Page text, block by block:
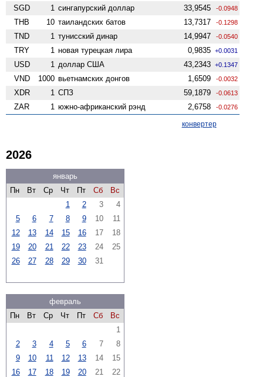
SGD 1 сингапурский доллар 33,9545 -0.0948
THB 10 таиландских батов 13,7317 -0.1298
TND 1 тунисский динар 14,9947 -0.0540
TRY 1 новая турецкая лира 0,9835 +0.0031
USD 1 доллар США 43,2343 +0.1347
VND 1000 вьетнамских донгов 1,6509 -0.0032
XDR 1 СПЗ 59,1879 -0.0613
ZAR 1 южно-африканский рэнд 2,6758 -0.0276
конвертер
2026
январь
Пн
Вт Ср Чт Пт Сб
Вс
1
2 3
4
5
6 7 8 9 10
11
12
13 14 15 16 17
18
19
20 21 22 23 24
25
26
27 28 29 30 31
февраль
Пн
Вт Ср Чт Пт Сб
Вс
1
2
3 4 5 6 7
8
9
10 11 12 13 14
15
16
17 18 19 20 21 22